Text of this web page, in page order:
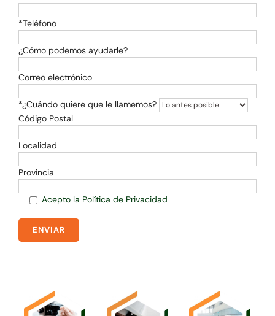
*Teléfono
¿Cómo podemos ayudarle?
Correo electrónico
*¿Cuándo quiere que le llamemos?
Código Postal
Localidad
Provincia
Acepto la Política de Privacidad